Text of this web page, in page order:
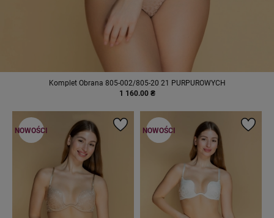
Komplet Obrana 805-002/805-20 21 PURPUROWYCH
1 160.00 ₴
NOWOŚCI NOWOŚCI